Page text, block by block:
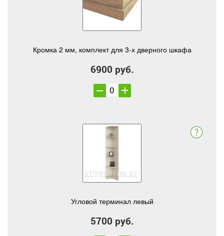
Кромка 2 мм, комплект для 3-х дверного шкафа
6900 руб.
Угловой терминал левый
5700 руб.